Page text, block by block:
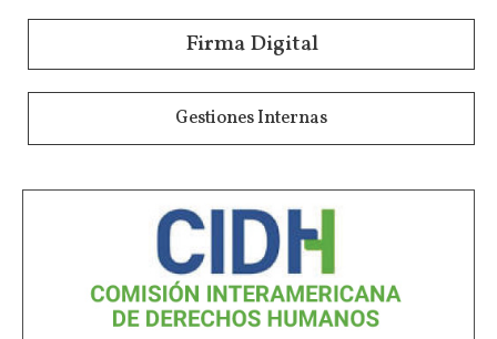
Firma Digital
Gestiones Internas